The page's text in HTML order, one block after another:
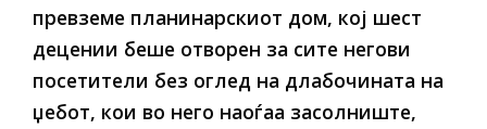
превземе планинарскиот дом, кој шест
децении беше отворен за сите негови
посетители без оглед на длабочината на
џебот, кои во него наоѓаа засолниште,